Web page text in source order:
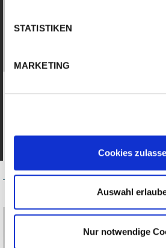
STATISTIKEN
MARKETING
Cookies
Auswahl
Nur notwendige
S-SERIE
Konfigurierbare High-
Pulsperformance: